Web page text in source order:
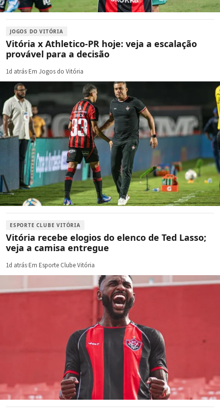
JOGOS DO VITÓRIA
Vitória x Athletico-PR hoje: veja a escalação
provável para a decisão
1d atrás·Em Jogos do Vitória
ESPORTE CLUBE VITÓRIA
Vitória recebe elogios do elenco de Ted Lasso;
veja a camisa entregue
1d atrás·Em Esporte Clube Vitória